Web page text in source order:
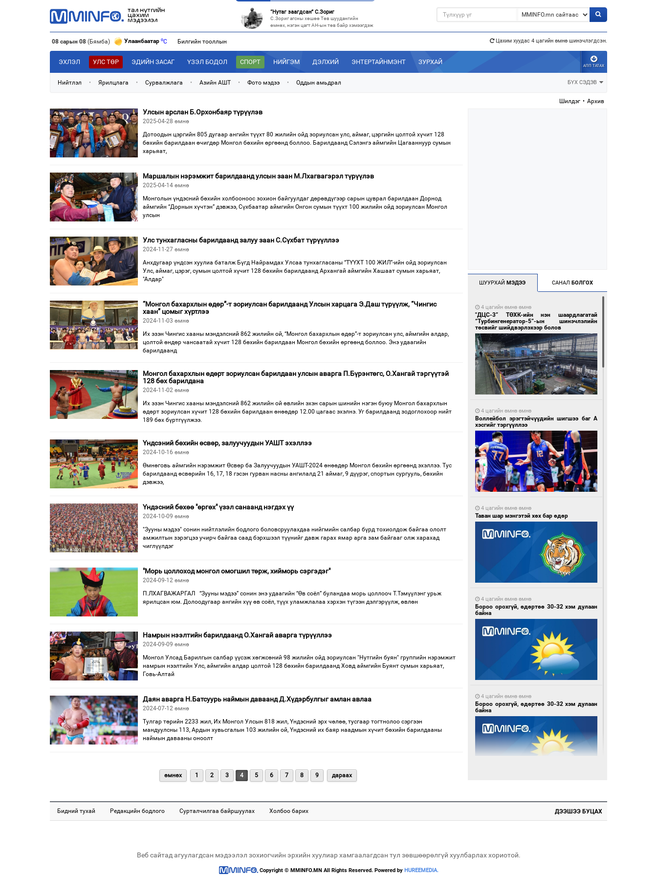
“С.Зоригийн талбай” болгочих, Хотын дарга аа?
хүртэл 27 жил байрласан С.Зориг
“Нутаг заагдсан” С.Зориг
МАН-ын 50 настнууд Хөвсгөлд, 40 настнууд нь Хэнтийд “хуралджээ”
Төв шуудангийн урдах талбайд өнөөдрийг
хүртэл 27 жил байрласан С.Зориг
08 сарын 08 (Бямба) Улаанбаатар oC
Дархан C
Эрдэнэт
C
Билгийн тооллын Цахим хуудас 4 цагийн өмнө шинэчлэгдсэн.
ЭХЛЭЛ УЛС ТӨР ЭДИЙН ЗАСАГ ҮЗЭЛ БОДОЛ СПОРТ НИЙГЭМ ДЭЛХИЙ ЭНТЕРТАЙНМЭНТ ЗУРХАЙ
АПП ТАТАХ
Нийтлэл • Ярилцлага • Сурвалжлага • Азийн АШТ • Фото мэдээ • Оддын амьдрал БҮХ СЭДЭВ
Шилдэг • Архив
Улсын арслан Б.Орхонбаяр түрүүлэв
2025-04-28 өмнө
Дотоодын цэргийн 805 дугаар ангийн түүхт 80 жилийн ойд зориулсан улс, аймаг, цэргийн цолтой хүчит 128
бөхийн барилдаан өчигдөр Монгол бөхийн өргөөнд боллоо. Барилдаанд Сэлэнгэ аймгийн Цагааннуур сумын
харьяат,
Маршалын нэрэмжит барилдаанд улсын заан М.Лхагвагэрэл түрүүлэв
2025-04-14 өмнө
Монголын үндэсний бөхийн холбооноос зохион байгуулдаг дөрөвдүгээр сарын цуврал барилдаан Дорнод
аймгийн “Дорнын хүчтэн” дэвжээ, Сүхбаатар аймгийн Онгон сумын түүхт 100 жилийн ойд зориулсан Монгол
улсын
Улс тунхагласны барилдаанд залуу заан С.Сүхбат түрүүллээ
2024-11-27 өмнө
Анхдугаар үндсэн хуулиа баталж Бүгд Найрамдах Улсаа тунхагласаны “ТҮҮХТ 100 ЖИЛ”-ийн ойд зориулсан
Улс, аймаг, цэрэг, сумын цолтой хүчит 128 бөхийн барилдаанд Архангай аймгийн Хашаат сумын харьяат,
"Алдар"
“Монгол бахархлын өдөр”-т зориулсан барилдаанд Улсын харцага Э.Даш түрүүлж, “Чингис
хаан” цомыг хүртлээ
2024-11-03 өмнө
Их эзэн Чингис хааны мэндэлсний 862 жилийн ой, “Монгол бахархлын өдөр”-т зориулсан улс, аймгийн алдар,
цолтой өндөр чансаатай хүчит 128 бөхийн барилдаан Монгол бөхийн өргөөнд боллоо. Энэ удаагийн
барилдаанд
Монгол бахархлын өдөрт зориулсан барилдаан улсын аварга П.Бүрэнтөгс, О.Хангай тэргүүтэй
128 бөх барилдана
2024-11-02 өмнө
Их эзэн Чингис хааны мэндэлсний 862 жилийн ой өвлийн эхэн сарын шинийн нэгэн буюу Монгол бахархлын
өдөрт зориулсан хүчит 128 бөхийн барилдаан өнөөдөр 12.00 цагаас эхэлнэ. Уг барилдаанд зодоглохоор нийт
189 бөх бүртгүүлжээ.
Үндсэний бөхийн өсвөр, залуучуудын УАШТ эхэллээ
2024-10-16 өмнө
Өмнөговь аймгийн нэрэмжит Өсвөр ба Залуучуудын УАШТ-2024 өнөөдөр Монгол бөхийн өргөөнд эхэллээ. Тус
барилдаанд өсвөрийн 16, 17, 18 гэсэн гурван насны ангилалд 21 аймаг, 9 дүүрэг, спортын сургууль, бөхийн
дэвжээ,
Үндэсний бөхөө "өргөх" үзэл санаанд нэгдэх үү
2024-10-09 өмнө
"Зууны мэдээ" сонин нийтлэлийн бодлого боловсруулахдаа нийгмийн салбар бүрд тохиолдож байгаа ололт
амжилтын зэрэгцээ учирч байгаа саад бэрхшээл түүнийг давж гарах ямар арга зам байгааг олж харахад
чиглүүлдэг
"Морь цоллоход монгол омогшил төрж, хийморь сэргэдэг"
2024-09-12 өмнө
П.ЛХАГВАЖАРГАЛ “Зууны мэдээ” сонин энэ удаагийн “Өв соёл” буландаа морь цоллооч Т.Тэмүүлэнг урьж
ярилцсан юм. Долоодугаар ангийн хүү өв соёл, түүх уламжлалаа хэрхэн түгээн дэлгэрүүлж, өвлөн
Намрын нээлтийн барилдаанд О.Хангай аварга түрүүллээ
2024-09-09 өмнө
Монгол Улсад Барилгын салбар үүсэж хөгжсөний 98 жилийн ойд зориулсан "Нутгийн буян" группийн нэрэмжит
намрын нээлтийн Улс, аймгийн алдар цолтой 128 бөхийн барилдаанд Ховд аймгийн Буянт сумын харьяат,
Говь-Алтай
Даян аварга Н.Батсуурь наймын даваанд Д.Хүдэрбулгыг амлан авлаа
2024-07-12 өмнө
Тулгар төрийн 2233 жил, Их Монгол Улсын 818 жил, Үндэсний эрх чөлөө, тусгаар тогтнолоо сэргээн
мандуулсны 113, Ардын хувьсгалын 103 жилийн ой, Үндэсний их баяр наадмын хүчит бөхийн барилдааны
наймын давааны оноолт
өмнөх 1 2 3 4 5 6 7 8 9 дараах
ШУУРХАЙМЭДЭЭ САНАЛБОЛГОХ
4 цагийн өмнө өмнө
"ДЦС-3” ТӨХК-ийн нэн шаардлагатай
“Турбингенератор-5”-ын шинэчлэлийн
төсвийг шийдвэрлэхээр болов
4 цагийн өмнө өмнө
Воллейбол эрэгтэйчүүдийн шигшээ баг А
хэсгийг тэргүүллээ
4 цагийн өмнө өмнө
Таван шар мэнгэтэй хөх бар өдөр
4 цагийн өмнө өмнө
Бороо орохгүй, өдөртөө 30-32 хэм дулаан
байна
4 цагийн өмнө өмнө
Бороо орохгүй, өдөртөө 30-32 хэм дулаан
байна
Ноцтой зөрчил гаргасан автобусны
жолоочийг ажлаас нь чөлөөлжээ
Бидний тухай Редакцийн бодлого Сурталчилгаа байршуулах Холбоо барих ДЭЭШЭЭ БУЦАХ
Веб сайтад агуулагдсан мэдээлэл зохиогчийн эрхийн хуулиар хамгаалагдсан тул зөвшөөрөлгүй хуулбарлах хориотой.
Copyright © MMINFO.MN All Rights Reserved. Powered by HUREEMEDIA.